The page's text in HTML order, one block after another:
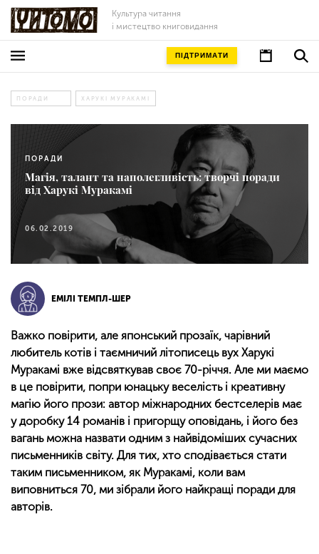
Культура читання
і мистецтво книговидання
ПІДТРИМАТИ
ПОРАДИ ХАРУКІ МУРАКАМІ
ПОРАДИ
Магія, талант та наполегливість: творчі поради
від Харукі Муракамі
06.02.2019
ЕМІЛІ ТЕМПЛ-ШЕР
Важко повірити, але японський прозаїк, чарівний
любитель котів і таємничий літописець вух Харукі
Муракамі вже відсвяткував своє 70-річчя. Але ми маємо
в це повірити, попри юнацьку веселість і креативну
магію його прози: автор міжнародних бестселерів має
у доробку 14 романів і пригорщу оповідань, і його без
вагань можна назвати одним з найвідоміших сучасних
письменників світу. Для тих, хто сподівається стати
таким письменником, як Муракамі, коли вам
виповниться 70, ми зібрали його найкращі поради для
авторів.